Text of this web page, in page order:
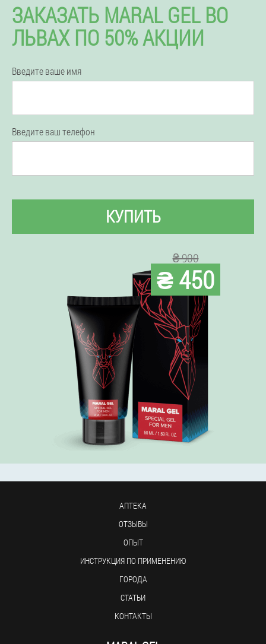
ЗАКАЗАТЬ MARAL GEL ВО
ЛЬВАХ ПО 50% АКЦИИ
Введите ваше имя
Введите ваш телефон
КУПИТЬ
₴ 900
₴ 450
АПТЕКА
ОТЗЫВЫ
ОПЫТ
ИНСТРУКЦИЯ ПО ПРИМЕНЕНИЮ
ГОРОДА
СТАТЬИ
КОНТАКТЫ